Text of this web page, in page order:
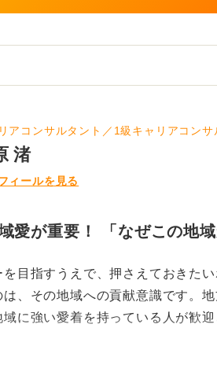
見を持ち、責任感をもって情報を
くの人と接するため、コミュニ
を重ねていくことが、夢の実現に
アコンサルタント／1級キャリアコン
渚
ィールを見る
愛が重要！ 「なぜこの地
目指すうえで、押さえておきた
、その地域への貢献意識です。
に強い愛着を持っている人が歓